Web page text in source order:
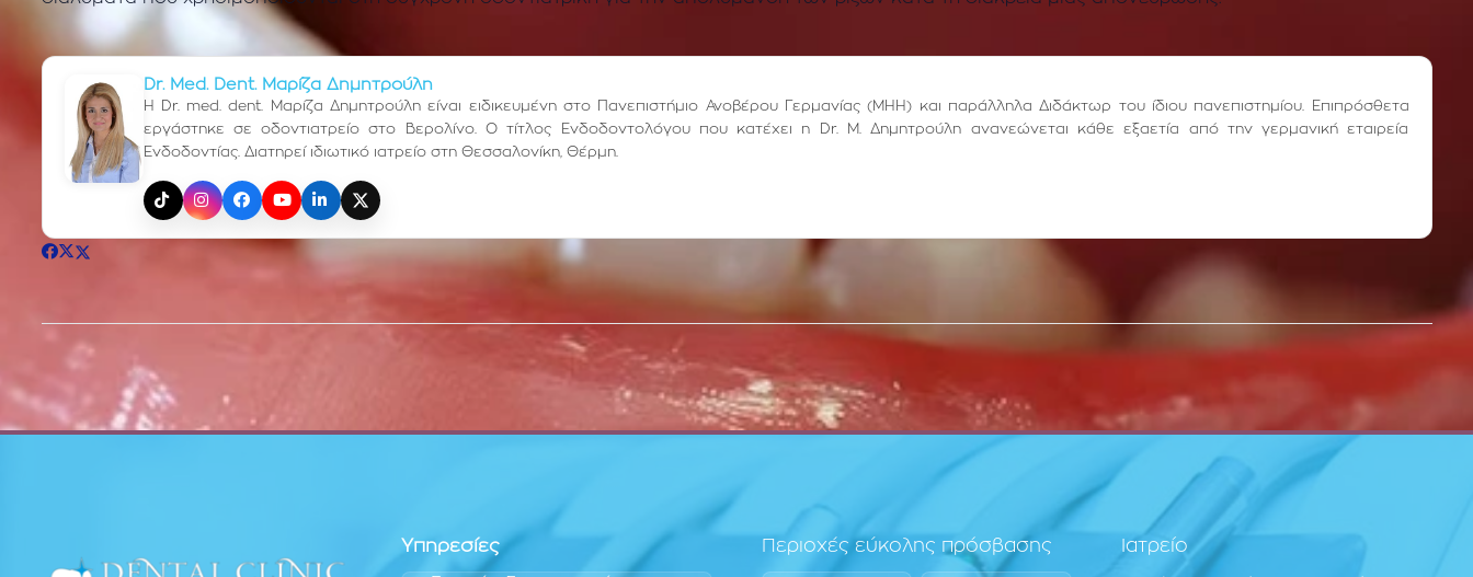
Dr. Med. Dent. Μαρίζα Δημητρούλη
Η Dr. med. dent. Μαρίζα Δημητρούλη είναι ειδικευμένη στο Πανεπιστήμιο Ανοβέρου Γερμανίας (ΜΗΗ) και παράλληλα Διδάκτωρ του ίδιου πανεπιστημίου. Επιπρόσθετα
εργάστηκε σε οδοντιατρείο στο Βερολίνο. Ο τίτλος Ενδοδοντολόγου που κατέχει η Dr. Μ. Δημητρούλη ανανεώνεται κάθε εξαετία από την γερμανική εταιρεία
Ενδοδοντίας. Διατηρεί ιδιωτικό ιατρείο στη Θεσσαλονίκη, Θέρμη.
TikTokInstagramFacebookYouTubeLinkedInX (Twitter)
Υπηρεσίες Περιοχές εύκολης πρόσβασης Ιατρείο